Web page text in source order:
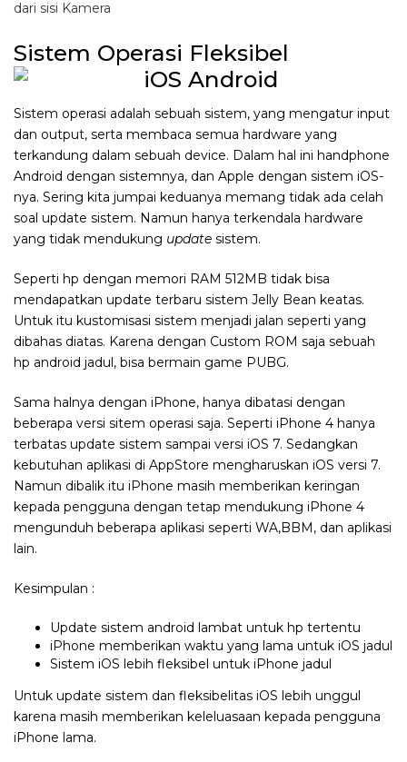
dari sisi Kamera
Sistem Operasi Fleksibel
Sistem operasi adalah sebuah sistem, yang mengatur input
dan output, serta membaca semua hardware yang
terkandung dalam sebuah device. Dalam hal ini handphone
Android dengan sistemnya, dan Apple dengan sistem iOS-
nya. Sering kita jumpai keduanya memang tidak ada celah
soal update sistem. Namun hanya terkendala hardware
yang tidak mendukung update sistem.
Seperti hp dengan memori RAM 512MB tidak bisa
mendapatkan update terbaru sistem Jelly Bean keatas.
Untuk itu kustomisasi sistem menjadi jalan seperti yang
dibahas diatas. Karena dengan Custom ROM saja sebuah
hp android jadul, bisa bermain game PUBG.
Sama halnya dengan iPhone, hanya dibatasi dengan
beberapa versi sitem operasi saja. Seperti iPhone 4 hanya
terbatas update sistem sampai versi iOS 7. Sedangkan
kebutuhan aplikasi di AppStore mengharuskan iOS versi 7.
Namun dibalik itu iPhone masih memberikan keringan
kepada pengguna dengan tetap mendukung iPhone 4
mengunduh beberapa aplikasi seperti WA,BBM, dan aplikasi
lain.
Kesimpulan :
Update sistem android lambat untuk hp tertentu
iPhone memberikan waktu yang lama untuk iOS jadul
Sistem iOS lebih fleksibel untuk iPhone jadul
Untuk update sistem dan fleksibelitas iOS lebih unggul
karena masih memberikan keleluasaan kepada pengguna
iPhone lama.